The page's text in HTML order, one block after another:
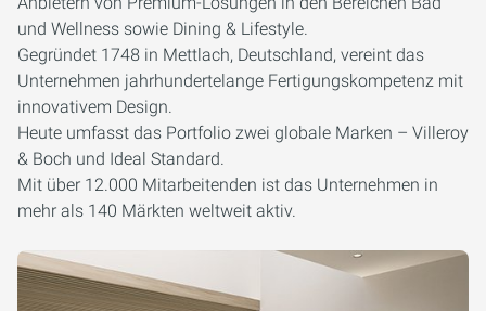
und Wellness sowie Dining & Lifestyle.
Gegründet 1748 in Mettlach, Deutschland, vereint das
Unternehmen jahrhundertelange Fertigungskompetenz mit
innovativem Design.
Heute umfasst das Portfolio zwei globale Marken – Villeroy
& Boch und Ideal Standard.
Mit über 12.000 Mitarbeitenden ist das Unternehmen in
mehr als 140 Märkten weltweit aktiv.